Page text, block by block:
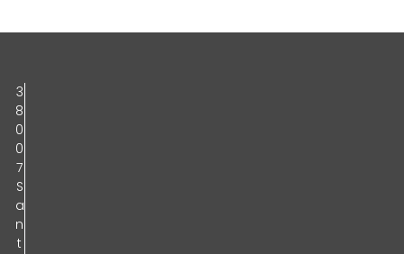
3
8
0
0
7
S
a
n
t